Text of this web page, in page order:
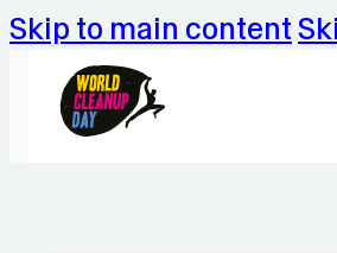
Skip to main content